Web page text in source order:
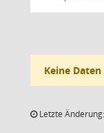
Keine
Letzte